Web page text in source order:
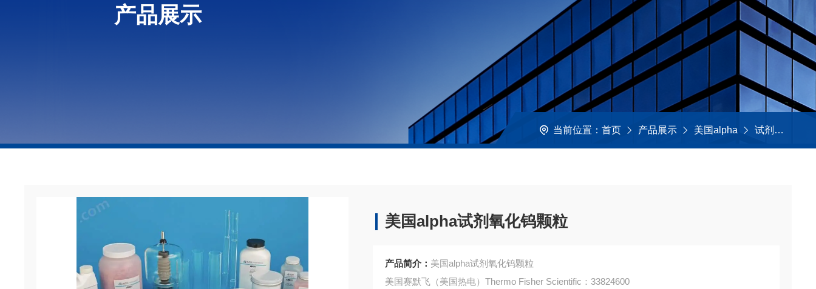
产品展示
当前位置： 首页 产品展示 美国alpha 试剂及助熔剂
美国alpha试剂氧化钨颗粒
产品简介： 美国alpha试剂氧化钨颗粒
美国赛默飞（美国热电）Thermo Fisher Scientific：33824600